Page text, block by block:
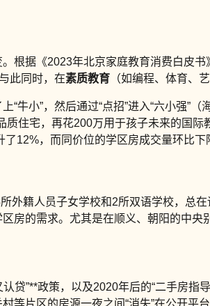
根据《2023年北京家庭教育消费白皮
此同时，在素质教育 （如编程、体育、
小”，然后通过“点招”进入“六小强”
住宅，再花200万用于孩子未来的国
12%，而同价位的学区房成交量环比下
外籍人员子女学校和2所双语学校，总
房的需求。尤其是在顺义、朝阳的中
贷”**政策，以及2020年后的“二手房